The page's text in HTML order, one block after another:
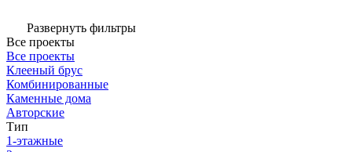
Развернуть фильтры
Все проекты
Все проекты
Клееный брус
Комбинированные
Каменные дома
Авторские
Тип
1-этажные